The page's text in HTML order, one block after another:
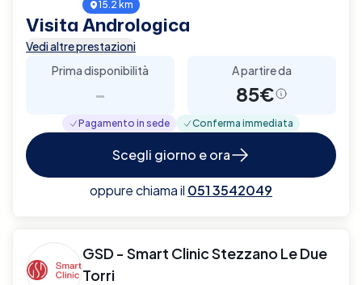
15.2 km
Visita Andrologica
Vedi altre prestazioni
Prima disponibilità
-
A partire da
85€
Pagamento in sede Conferma immediata
Scegli giorno e ora
oppure chiama il 051 3542049
GSD - Smart Clinic Stezzano Le Due
Torri